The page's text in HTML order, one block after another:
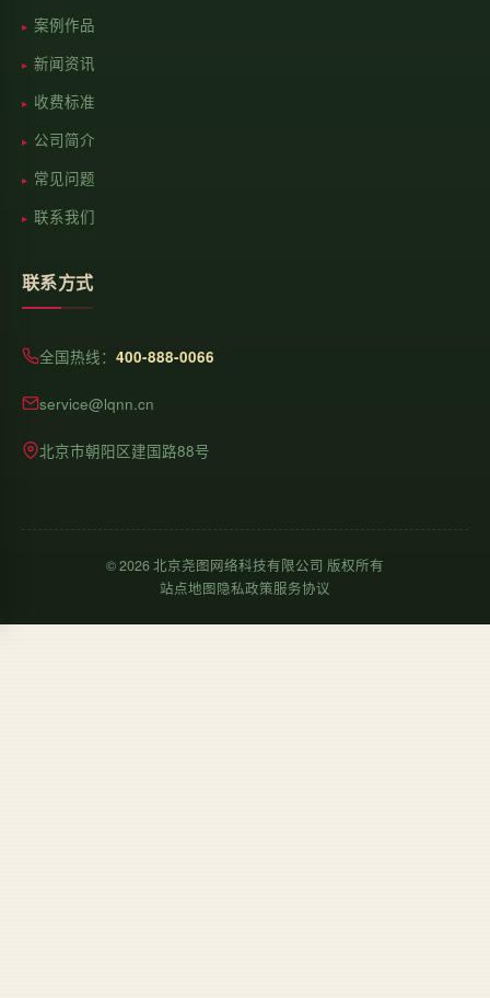
案例作品
新闻资讯
收费标准
公司简介
常见问题
联系我们
联系方式
全国热线： 400-888-0066
service@lqnn.cn
北京市朝阳区建国路88号
©2026北京尧图网络科技有限公司 版权所有
站点地图隐私政策服务协议